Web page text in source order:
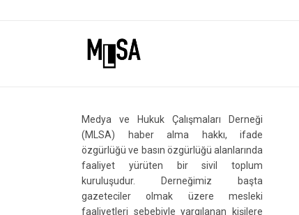
Medya ve Hukuk Çalışmaları Derneği
(MLSA) haber alma hakkı, ifade
özgürlüğü ve basın özgürlüğü alanlarında
faaliyet yürüten bir sivil toplum
kuruluşudur. Derneğimiz başta
gazeteciler olmak üzere mesleki
faaliyetleri sebebiyle yargılanan kişilere